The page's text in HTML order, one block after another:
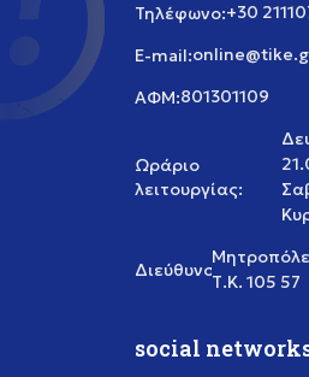
Τηλέφωνο:+30
E-mail:
ΑΦΜ:801301109
Ωράριο
λειτουργίας:
Διεύθυνση:
Τ.Κ. 105 57
social